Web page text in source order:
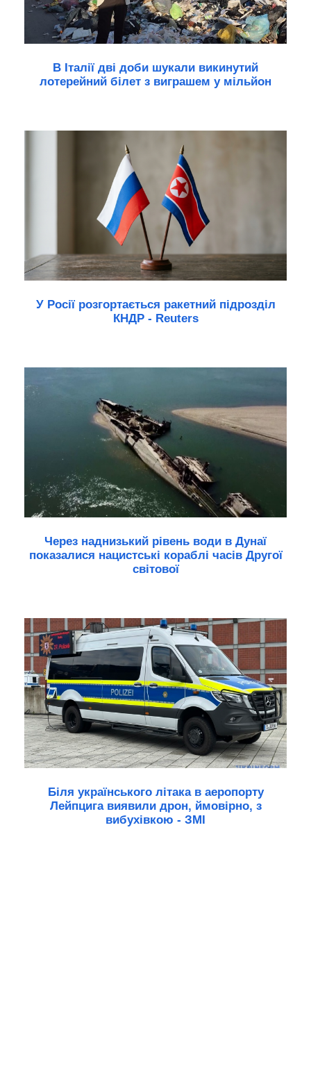
В Італії дві доби шукали викинутий
лотерейний білет з виграшем у мільйон
У Росії розгортається ракетний підрозділ
КНДР - Reuters
Через наднизький рівень води в Дунаї
показалися нацистські кораблі часів Другої
світової
Біля українського літака в аеропорту
Лейпцига виявили дрон, ймовірно, з
вибухівкою - ЗМІ